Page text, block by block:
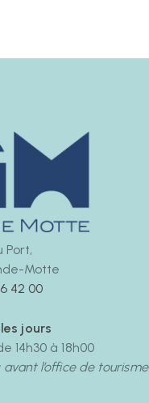
Port,
Motte
42 00
jours
14h30 à 18h00
l’office de tourisme